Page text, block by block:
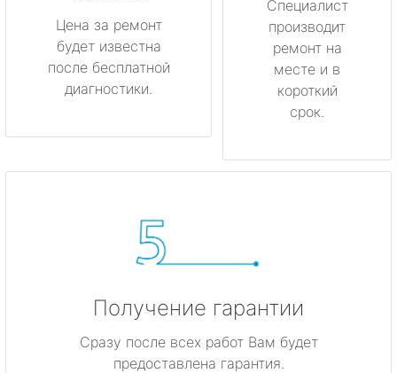
Цена за ремонт
будет известна
после бесплатной
диагностики.
Специалист
производит
ремонт на
месте и в
короткий
срок.
Получение гарантии
Сразу после всех работ Вам будет
предоставлена гарантия.